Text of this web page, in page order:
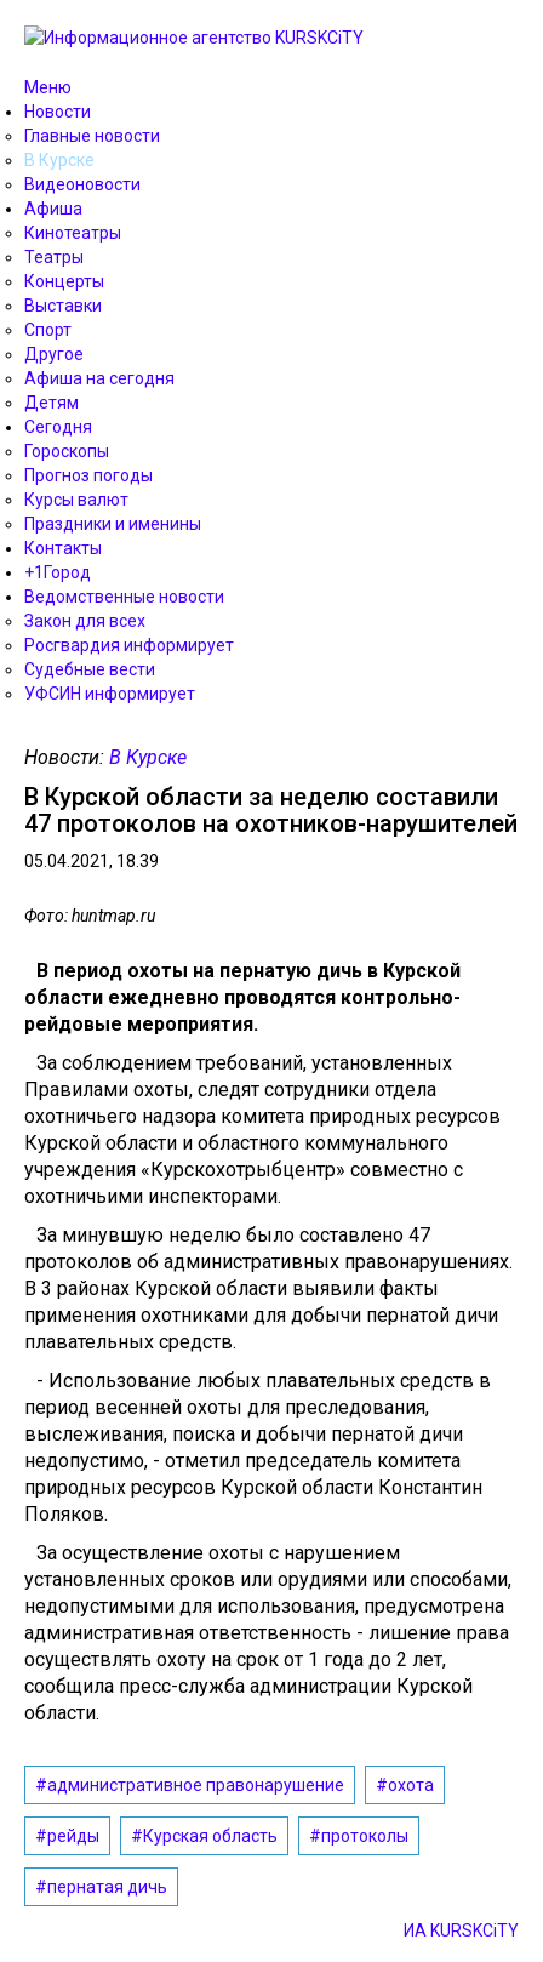
Меню
Новости
Главные новости
В Курске
Видеоновости
Афиша
Кинотеатры
Театры
Концерты
Выставки
Спорт
Другое
Афиша на сегодня
Детям
Сегодня
Гороскопы
Прогноз погоды
Курсы валют
Праздники и именины
Контакты
+1Город
Ведомственные новости
Закон для всех
Росгвардия информирует
Судебные вести
УФСИН информирует
Новости: В Курске
В Курской области за неделю составили
47 протоколов на охотников-нарушителей
05.04.2021, 18.39
Фото: huntmap.ru
В период охоты на пернатую дичь в Курской
области ежедневно проводятся контрольно-
рейдовые мероприятия.
За соблюдением требований, установленных
Правилами охоты, следят сотрудники отдела
охотничьего надзора комитета природных ресурсов
Курской области и областного коммунального
учреждения «Курскохотрыбцентр» совместно с
охотничьими инспекторами.
За минувшую неделю было составлено 47
протоколов об административных правонарушениях.
В 3 районах Курской области выявили факты
применения охотниками для добычи пернатой дичи
плавательных средств.
- Использование любых плавательных средств в
период весенней охоты для преследования,
выслеживания, поиска и добычи пернатой дичи
недопустимо, - отметил председатель комитета
природных ресурсов Курской области Константин
Поляков.
За осуществление охоты с нарушением
установленных сроков или орудиями или способами,
недопустимыми для использования, предусмотрена
административная ответственность - лишение права
осуществлять охоту на срок от 1 года до 2 лет,
сообщила пресс-служба администрации Курской
области.
#административное правонарушение #охота
#рейды #Курская область #протоколы
#пернатая дичь
ИА KURSKCiTY